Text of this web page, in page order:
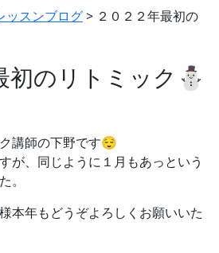
ッスンブログ> ２０２２年最初の
初のリトミック⛄️
講師の下野です😌
が、同じように１月もあっという
。
本年もどうぞよろしくお願いいた